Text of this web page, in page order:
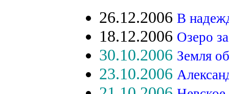
26.12.2006 В
18.12.2006 Озеро
30.10.2006 Земля
23.10.2006